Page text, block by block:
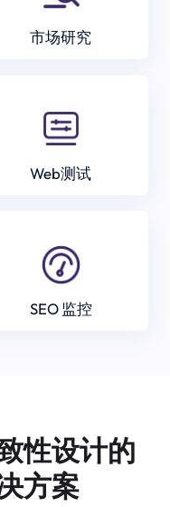
市场研究
Web测试
SEO 监控
性设计的
方案